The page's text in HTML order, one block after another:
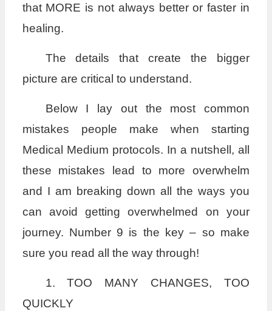
that MORE is not always better or faster in
healing.
The details that create the bigger
picture are critical to understand.
Below I lay out the most common
mistakes people make when starting
Medical Medium protocols. In a nutshell, all
these mistakes lead to more overwhelm
and I am breaking down all the ways you
can avoid getting overwhelmed on your
journey. Number 9 is the key – so make
sure you read all the way through!
1. TOO MANY CHANGES, TOO
QUICKLY